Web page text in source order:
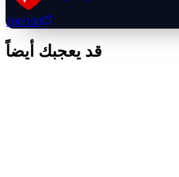
100/100
قد يعجبك أيضاً